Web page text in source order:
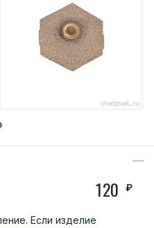
120 ₽
Если изделие